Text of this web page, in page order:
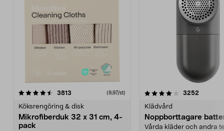
3813 (9,97/st)
Köksrengöring & disk
Mikrofiberduk 32 x 31 cm, 4-
pack
4.0av 5 stjärnor 3252
Klädvård
Noppborttagare
Vårda kläder och andra
4.5av 5 stjärnor